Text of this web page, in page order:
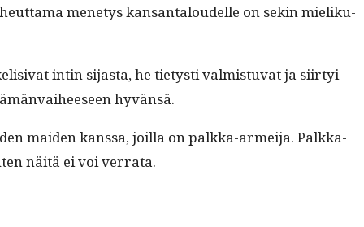
mene­tys kansan­taloudelle on sekin mieliku­
intin sijas­ta, he tietysti valmis­tu­vat ja siir­ty­i­
hyvänsä.
maid­en kanssa, joil­la on palk­ka-armei­ja. Palk­ka-
näitä ei voi verrata.